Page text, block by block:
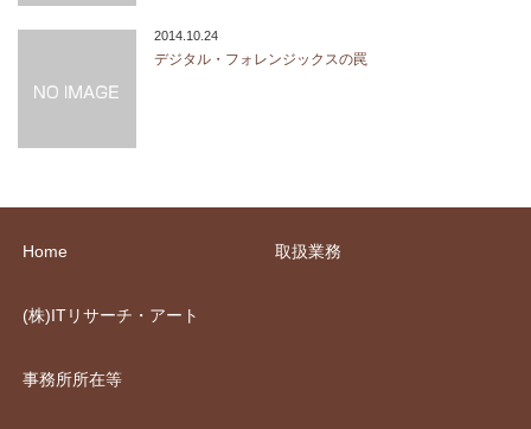
2014.10.24
デジタル・フォレンジックスの罠
Home 取扱業務
(株)ITリサーチ・アート
事務所所在等